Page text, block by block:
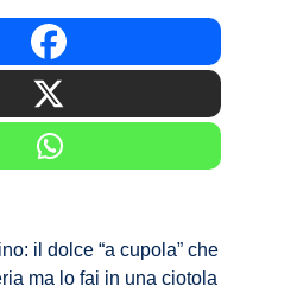
il dolce “a cupola” che
ma lo fai in una ciotola